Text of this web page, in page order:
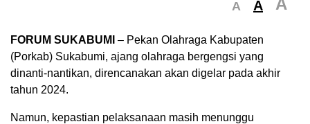
A A
FORUM SUKABUMI – Pekan Olahraga Kabupaten
(Porkab) Sukabumi, ajang olahraga bergengsi yang
dinanti-nantikan, direncanakan akan digelar pada akhir
tahun 2024.
Namun, kepastian pelaksanaan masih menunggu